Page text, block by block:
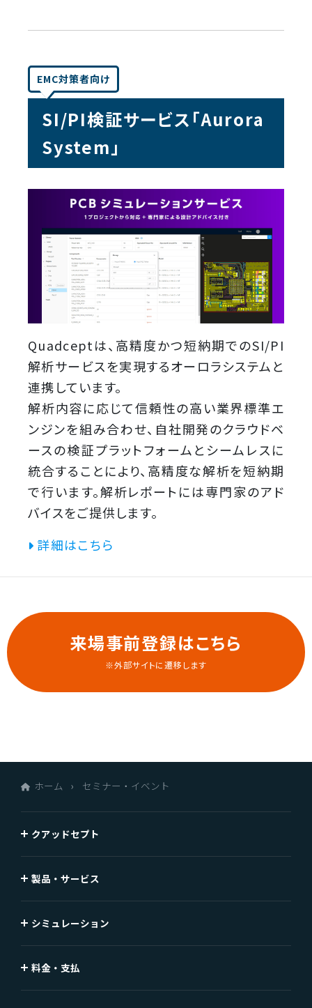
EMC対策者向け
SI/PI検証サービス「Aurora
System」
Quadceptは、高精度かつ短納期でのSI/PI
解析サービスを実現するオーロラシステムと
連携しています。
解析内容に応じて信頼性の高い業界標準エ
ンジンを組み合わせ、自社開発のクラウドベ
ースの検証プラットフォームとシームレスに
統合することにより、高精度な解析を短納期
で行います。解析レポートには専門家のアド
バイスをご提供します。
詳細はこちら
来場事前登録はこちら
※外部サイトに遷移します
ホーム セミナー・イベント
クアッドセプト
製品・サービス
シミュレーション
料金・支払